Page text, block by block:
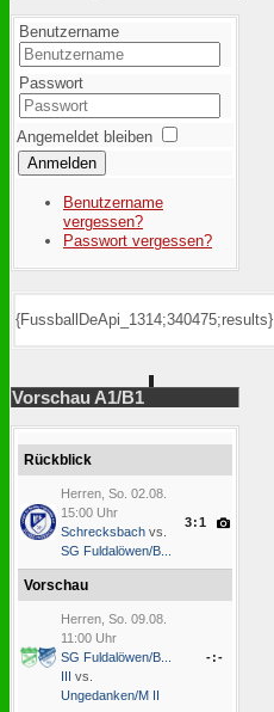
Benutzername
Passwort
Angemeldet bleiben
Anmelden
Benutzername
vergessen?
Passwort vergessen?
{FussballDeApi_1314;340475;results}
Vorschau A1/B1
Rückblick
Herren, So. 02.08.
15:00 Uhr
Schrecksbach vs.
SG Fuldalöwen/B...
3:1
Vorschau
Herren, So. 09.08.
11:00 Uhr
SG Fuldalöwen/B...
vs.
Ungedanken/M II
-:-